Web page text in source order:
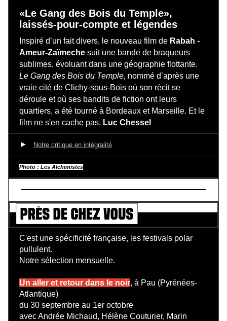
«Le Gang des Bois du Temple»,
laissés-pour-compte et légendes
Inspiré d’un fait divers, le nouveau film de Rabah ­
Ameur-Zaïmeche suit une bande de braqueurs
sublimes, évoluant dans une géographie flottante.
Le Gang des Bois du Temple, nommé d’après une
vraie cité de Clichy-sous-Bois où son récit se
déroule et où ses bandits de fiction ont leurs
quartiers, a été tourné à Bordeaux et Marseille. Et le
film ne s'en cache pas. Luc Chessel
► Notre critique en intégralité
Photo : Les Alchimistes
C'est une spécificité française, les festivals polar
pullulent.
Notre sélection mensuelle.
Un aller et retour dans le noir, à Pau (Pyrénées-
Atlantique)
du 30 septembre au 1er octobre
avec Andrée Michaud, Hélène Couturier, Marin